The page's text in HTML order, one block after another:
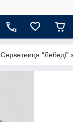
Серветниця "Лебеді"